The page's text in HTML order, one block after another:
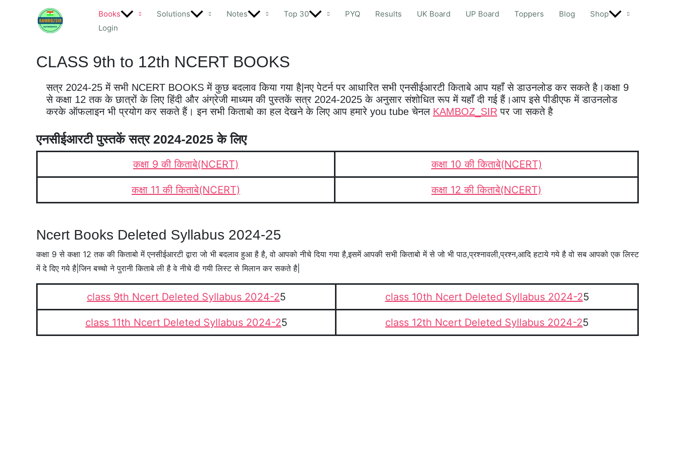
Books Solutions Notes Top 30 PYQ Results UK Board UP Board Toppers Blog
Shop
Login
CLASS 9th to 12th NCERT BOOKS
सत्र 2024-25 में सभी NCERT BOOKS में कुछ बदलाव किया गया है|नए पेटर्न पर आधारित सभी एनसीईआरटी किताबे आप यहाँ से डाउनलोड कर सकते है।कक्षा 9
से कक्षा 12 तक के छात्रों के लिए हिंदी और अंग्रेजी माध्यम की पुस्तकें सत्र 2024-2025 के अनुसार संशोधित रूप में यहाँ दी गई हैं।आप इसे पीडीएफ में डाउनलोड
करके ऑफलाइन भी प्रयोग कर सकते हैं। इन सभी किताबो का हल देखने के लिए आप हमारे you tube चेनल KAMBOZ_SIR पर जा सकते है
एनसीईआरटी पुस्तकें सत्र 2024-2025 के लिए
कक्षा 9 की किताबे(NCERT) कक्षा 10 की किताबे(NCERT)
कक्षा 11 की किताबे(NCERT) कक्षा 12 की किताबे(NCERT)
Ncert Books Deleted Syllabus 2024-25
कक्षा 9 से कक्षा 12 तक की किताबो में एनसीईआरटी द्वारा जो भी बदलाव हुआ है है, वो आपको नीचे दिया गया है,इसमें आपकी सभी किताबो में से जो भी पाठ,प्रश्नावली,प्रश्न,आदि हटाये गये है वो सब आपको एक लिस्ट
में दे दिए गये है|जिन बच्चो ने पुरानी किताबे ली है वे नीचे दी गयी लिस्ट से मिलान कर सकते है|
class 9th Ncert Deleted Syllabus 2024-25 class 10th Ncert Deleted Syllabus 2024-25
class 11th Ncert Deleted Syllabus 2024-25 class 12th Ncert Deleted Syllabus 2024-25